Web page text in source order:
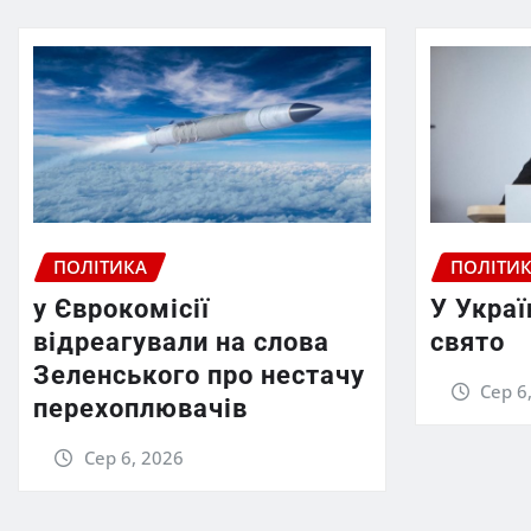
ПОЛІТИКА
у Єврокомісії
відреагували на слова
Зеленського про нестачу
перехоплювачів
Сер 6, 2026
У
свято
Сер